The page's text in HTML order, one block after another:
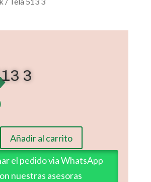
3
Añadir al carrito
el pedido via WhatsApp
nuestras asesoras